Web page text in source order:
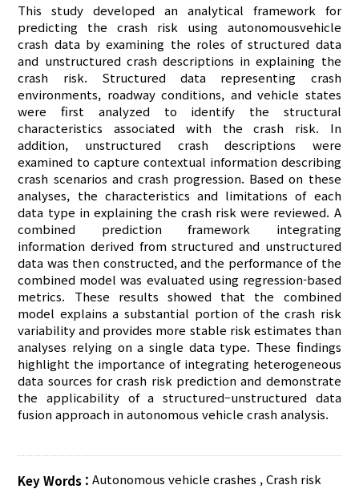
This study developed an analytical framework for
predicting the crash risk using autonomousvehicle
crash data by examining the roles of structured data
and unstructured crash descriptions in explaining the
crash risk. Structured data representing crash
environments, roadway conditions, and vehicle states
were first analyzed to identify the structural
characteristics associated with the crash risk. In
addition, unstructured crash descriptions were
examined to capture contextual information describing
crash scenarios and crash progression. Based on these
analyses, the characteristics and limitations of each
data type in explaining the crash risk were reviewed. A
combined prediction framework integrating
information derived from structured and unstructured
data was then constructed, and the performance of the
combined model was evaluated using regression-based
metrics. These results showed that the combined
model explains a substantial portion of the crash risk
variability and provides more stable risk estimates than
analyses relying on a single data type. These findings
highlight the importance of integrating heterogeneous
data sources for crash risk prediction and demonstrate
the applicability of a structured–unstructured data
fusion approach in autonomous vehicle crash analysis.
Key Words :Autonomous vehicle crashes ,Crash risk